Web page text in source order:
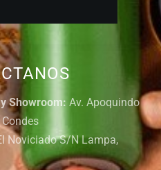
Showroom: Av. Apoquindo
Noviciado S/N Lampa,